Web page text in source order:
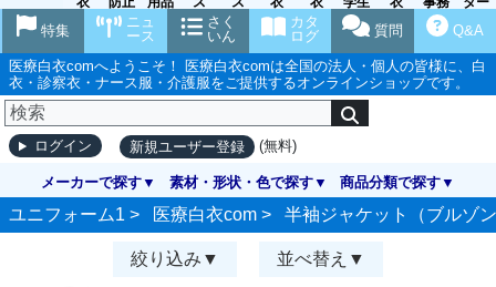
用品
グッ
ズ
ウェ
ア
実習
衣
受付
ア
Q&A
質問
カタ
ログ
さく
いん
ニュ
ース
特集
医療白衣comへようこそ！ 医療白衣comは全国の法人・個人の皆様に、白
衣・診察衣・ナース服・介護服をご提供するオンラインショップです。
ログイン 新規ユーザー登録 (無料)
メーカーで探す 素材・形状・色で探す 商品分類で探す
ユニフォーム1 > 医療白衣com > 半袖ジャケット（ブルゾ
絞り込み 並べ替え